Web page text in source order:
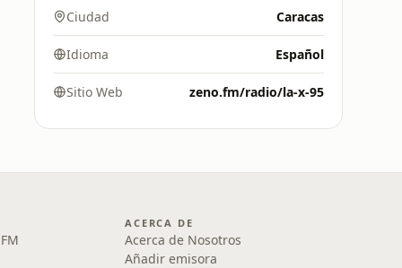
Ciudad Caracas
Idioma Español
Sitio Web zeno.fm/radio/la-x-95
ACERCA DE
Acerca de Nosotros
Añadir emisora